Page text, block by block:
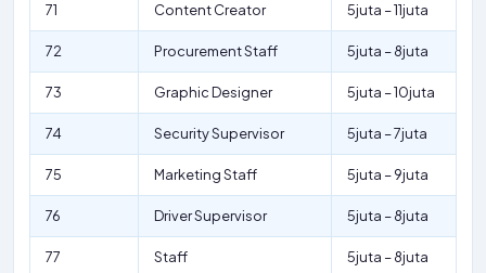
71 Content Creator 5juta – 11juta
72 Procurement Staff 5juta – 8juta
73 Graphic Designer 5juta – 10juta
74 Security Supervisor 5juta – 7juta
75 Marketing Staff 5juta – 9juta
76 Driver Supervisor 5juta – 8juta
77 Staff 5juta – 8juta